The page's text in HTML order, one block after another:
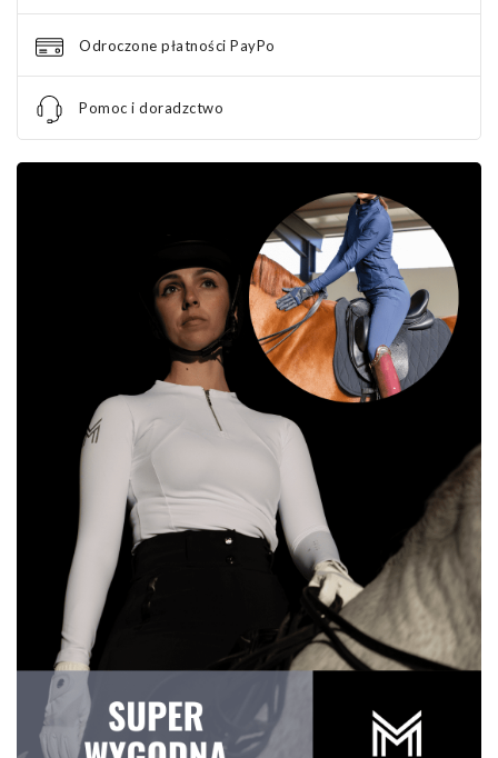
Odroczone płatności PayPo
Pomoc i doradzctwo